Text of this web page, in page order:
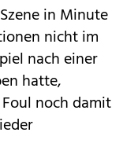
in Minute
nicht im
nach einer
hatte,
noch damit